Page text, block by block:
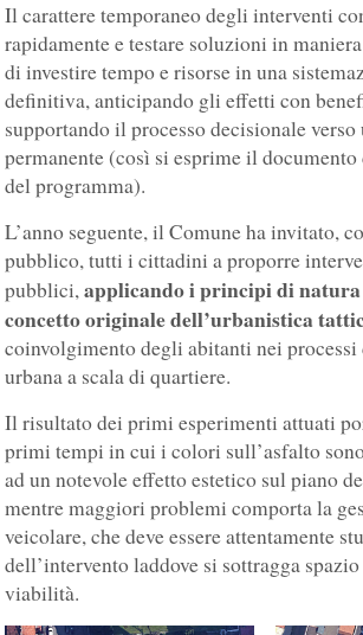
Il carattere temporaneo degli interventi
rapidamente e testare soluzioni in
di investire tempo e risorse in una
definitiva, anticipando gli effetti con
supportando il processo decisionale
permanente (così si esprime il
del programma).
L’anno seguente, il Comune ha invitato,
pubblico, tutti i cittadini a proporre
pubblici,applicando i principi di
concetto originale dell’urbanistica
coinvolgimento degli abitanti nei
urbana a scala di quartiere.
Il risultato dei primi esperimenti attuati
primi tempi in cui i colori sull’asfalto
ad un notevole effetto estetico sul piano
mentre maggiori problemi comporta la
veicolare, che deve essere attentamente
dell’intervento laddove si sottragga
viabilità.